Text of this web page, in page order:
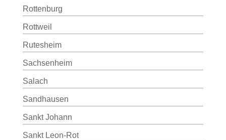
Rottenburg
Rottweil
Rutesheim
Sachsenheim
Salach
Sandhausen
Sankt Johann
Sankt Leon-Rot